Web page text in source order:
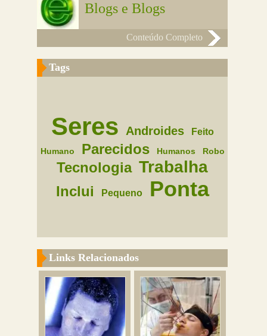
Blogs e Blogs
Conteúdo Completo
Tags
Seres Androides Feito
Humano Parecidos Humanos Robo
Tecnologia Trabalha
Inclui Pequeno Ponta
Links Relacionados